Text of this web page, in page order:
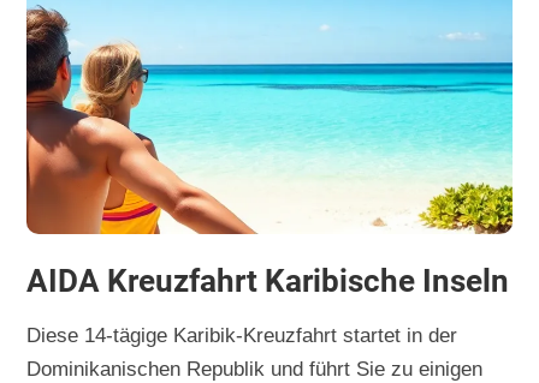
AIDA Kreuzfahrt Karibische Inseln
Diese 14-tägige Karibik-Kreuzfahrt startet in der
Dominikanischen Republik und führt Sie zu einigen